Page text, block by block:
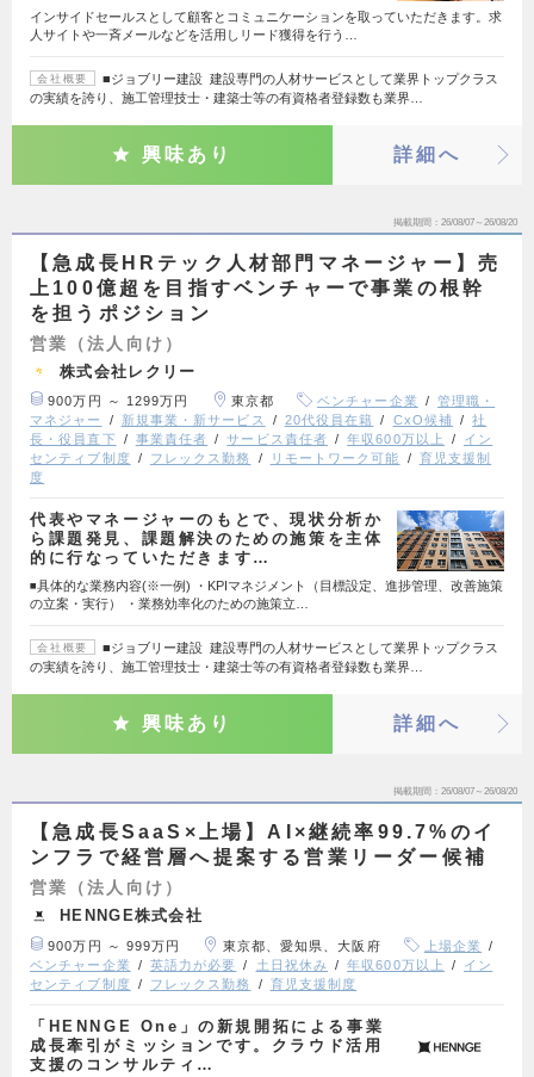
インサイドセールスとして顧客とコミュニケーションを取っていただきます。求
人サイトや一斉メールなどを活用しリード獲得を行う…
会社概要
■ジョブリー建設 建設専門の人材サービスとして業界トップクラス
の実績を誇り、施工管理技士・建築士等の有資格者登録数も業界…
興味あり 詳細へ
掲載期間 26/08/07～26/08/20
【急成長HRテック人材部門マネージャー】売
上100億超を目指すベンチャーで事業の根幹
を担うポジション
営業（法人向け）
株式会社レクリー
900万円 ～ 1299万円 東京都 ベンチャー企業
管理職・
マネジャー
新規事業・新サービス 20代役員在籍 CxO候補
社
長・役員直下
事業責任者 サービス責任者 年収600万以上
イン
センティブ制度
フレックス勤務 リモートワーク可能
育児支援制
度
代表やマネージャーのもとで、現状分析か
ら課題発見、課題解決のための施策を主体
的に行なっていただきます…
◾️具体的な業務内容(※一例) ・KPIマネジメント（目標設定、進捗管理、改善施策
の立案・実行） ・業務効率化のための施策立…
会社概要
■ジョブリー建設 建設専門の人材サービスとして業界トップクラス
の実績を誇り、施工管理技士・建築士等の有資格者登録数も業界…
興味あり 詳細へ
掲載期間 26/08/07～26/08/20
【急成長SaaS×上場】AI×継続率99.7%のイ
ンフラで経営層へ提案する営業リーダー候補
営業（法人向け）
HENNGE株式会社
900万円 ～ 999万円 東京都、愛知県、大阪府
上場企業
ベンチャー企業
英語力が必要 土日祝休み 年収600万以上
イン
センティブ制度
フレックス勤務 育児支援制度
「HENNGE One」の新規開拓による事業
成長牽引がミッションです。クラウド活用
支援のコンサルティ…